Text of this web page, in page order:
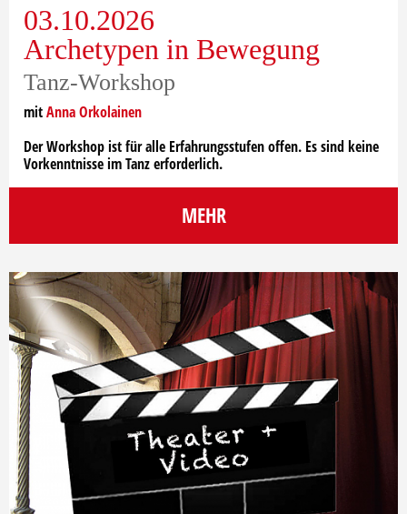
03.10.2026
Archetypen in Bewegung
Tanz-Workshop
mitAnna Orkolainen
Der Workshop ist für alle Erfahrungsstufen offen. Es sind keine
Vorkenntnisse im Tanz erforderlich.
MEHR